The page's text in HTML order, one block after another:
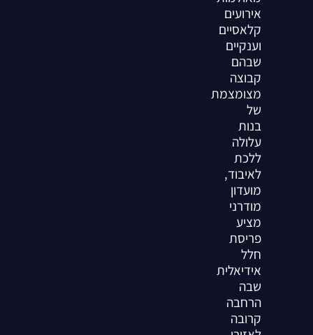
אירועים
קלאסיים
וענקיים
שבהם
קבוצה
מצומצמת
של
בנות
עלולה
ללכת
לאיבוד,
מועדון
מודרני
מציע
פריסת
חלל
אידיאלית
שבה
הרחבה
קרובה